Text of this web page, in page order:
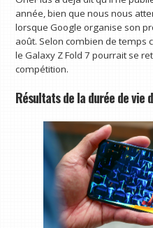
année, bien que nous nous
lorsque Google organise son
août. Selon combien de temps
le Galaxy Z Fold 7 pourrait se
compétition.
Résultats de la durée de vie